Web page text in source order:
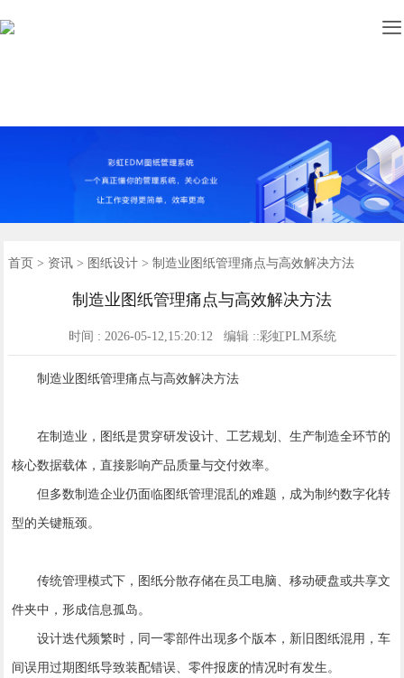

首页 > 资讯> 图纸设计> 制造业图纸管理痛点与高效解决方法
制造业图纸管理痛点与高效解决方法
时间 : 2026-05-12,15:20:12 编辑 ::彩虹PLM系统
制造业图纸管理痛点与高效解决方法
在制造业，图纸是贯穿研发设计、工艺规划、生产制造全环节的
核心数据载体，直接影响产品质量与交付效率。
但多数制造企业仍面临图纸管理混乱的难题，成为制约数字化转
型的关键瓶颈。
传统管理模式下，图纸分散存储在员工电脑、移动硬盘或共享文
件夹中，形成信息孤岛。
设计迭代频繁时，同一零部件出现多个版本，新旧图纸混用，车
间误用过期图纸导致装配错误、零件报废的情况时有发生。